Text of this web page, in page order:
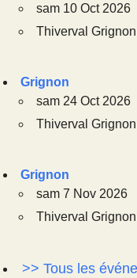
sam 10 Oct 2026
Thiverval Grignon
Grignon
sam 24 Oct 2026
Thiverval Grignon
Grignon
sam 7 Nov 2026
Thiverval Grignon
>> Tous les